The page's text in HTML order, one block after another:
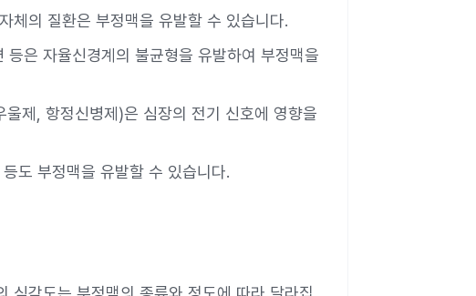
체의 질환은 부정맥을 유발할 수 있습니다.
등은 자율신경계의 불균형을 유발하여 부정맥을
제, 항정신병제)은 심장의 전기 신호에 영향을
도 부정맥을 유발할 수 있습니다.